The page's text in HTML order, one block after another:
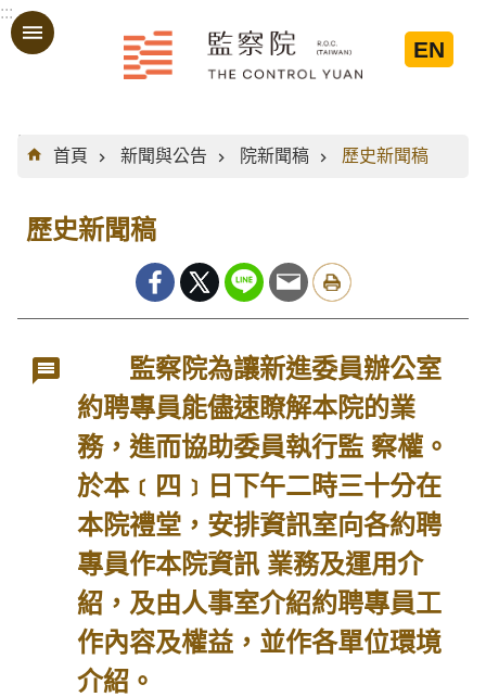
跳到主要內容區塊
:::
EN
:::
首頁
新聞與公告 院新聞稿 歷史新聞稿
歷史新聞稿
監察院為讓新進委員辦公室
約聘專員能儘速瞭解本院的業
務，進而協助委員執行監 察權。
於本﹝四﹞日下午二時三十分在
本院禮堂，安排資訊室向各約聘
專員作本院資訊 業務及運用介
紹，及由人事室介紹約聘專員工
作內容及權益，並作各單位環境
介紹。